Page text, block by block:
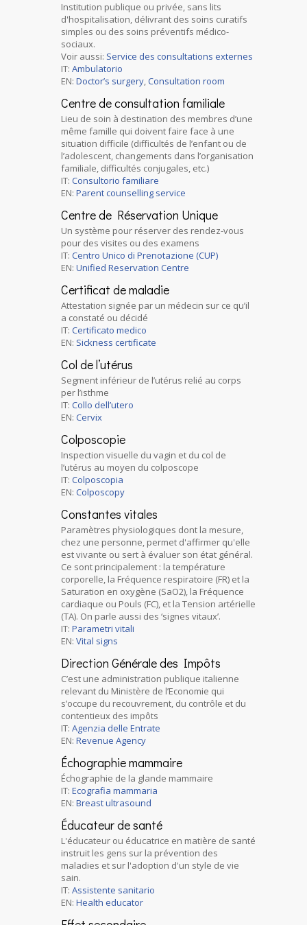
Institution publique ou privée, sans lits
d'hospitalisation, délivrant des soins curatifs
simples ou des soins préventifs médico-
sociaux.
Voir aussi: Service des consultations externes
IT: Ambulatorio
EN: Doctor’s surgery,Consultation room
Centre de consultation familiale
Lieu de soin à destination des membres d’une
même famille qui doivent faire face à une
situation difficile (difficultés de l’enfant ou de
l’adolescent, changements dans l’organisation
familiale, difficultés conjugales, etc.)
IT: Consultorio familiare
EN: Parent counselling service
Centre de Réservation Unique
Un système pour réserver des rendez-vous
pour des visites ou des examens
IT: Centro Unico di Prenotazione (CUP)
EN: Unified Reservation Centre
Certificat de maladie
Attestation signée par un médecin sur ce qu’il
a constaté ou décidé
IT: Certificato medico
EN: Sickness certificate
Col de l’utérus
Segment inférieur de l’utérus relié au corps
per l’isthme
IT: Collo dell’utero
EN: Cervix
Colposcopie
Inspection visuelle du vagin et du col de
l’utérus au moyen du colposcope
IT: Colposcopia
EN: Colposcopy
Constantes vitales
Paramètres physiologiques dont la mesure,
chez une personne, permet d'affirmer qu'elle
est vivante ou sert à évaluer son état général.
Ce sont principalement : la température
corporelle, la Fréquence respiratoire (FR) et la
Saturation en oxygène (SaO2), la Fréquence
cardiaque ou Pouls (FC), et la Tension artérielle
(TA). On parle aussi des ‘signes vitaux’.
IT: Parametri vitali
EN: Vital signs
Direction Générale des Impôts
C’est une administration publique italienne
relevant du Ministère de l’Economie qui
s’occupe du recouvrement, du contrôle et du
contentieux des impôts
IT: Agenzia delle Entrate
EN: Revenue Agency
Échographie mammaire
Échographie de la glande mammaire
IT: Ecografia mammaria
EN: Breast ultrasound
Éducateur de santé
L'éducateur ou éducatrice en matière de santé
instruit les gens sur la prévention des
maladies et sur l'adoption d'un style de vie
sain.
IT: Assistente sanitario
EN: Health educator